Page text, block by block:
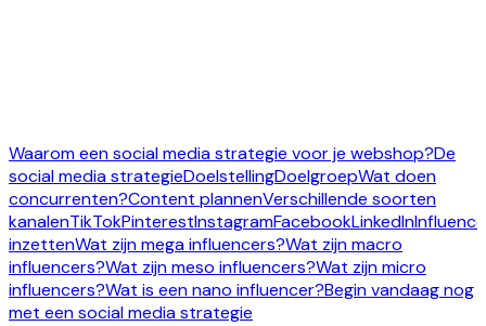
Waarom een social media strategie voor je webshop?De
social media strategieDoelstellingDoelgroepWat doen
concurrenten?Content plannenVerschillende soorten
kanalenTikTokPinterestInstagramFacebookLinkedIn
inzettenWat zijn mega influencers?Wat zijn macro
influencers?Wat zijn meso influencers?Wat zijn micro
influencers?Wat is een nano influencer?Begin vandaag nog
met een social media strategie